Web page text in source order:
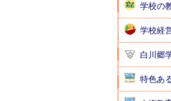
学校の
学校経
白川郷
特色あ